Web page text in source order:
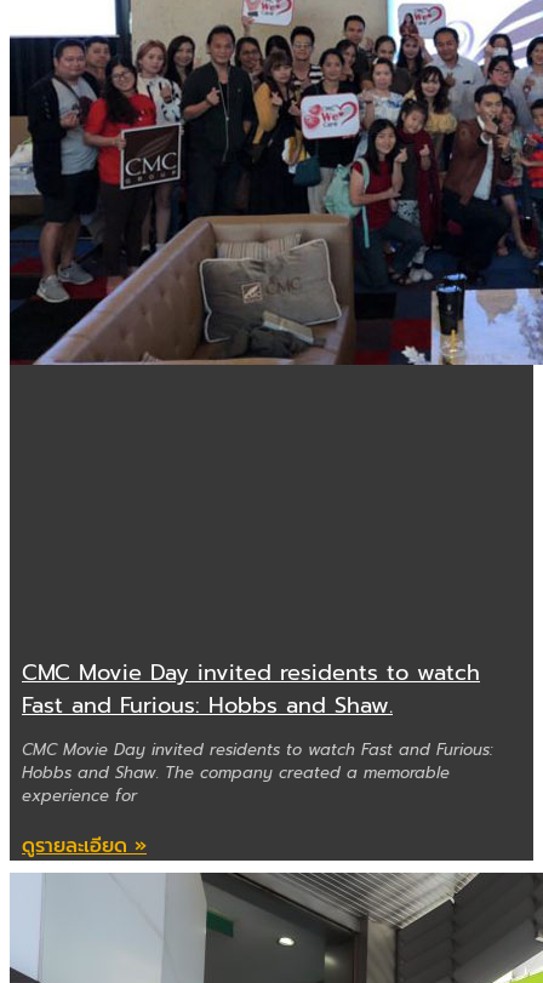
CMC Movie Day invited residents to watch
Fast and Furious: Hobbs and Shaw.
CMC Movie Day invited residents to watch Fast and Furious:
Hobbs and Shaw. The company created a memorable
experience for
ดูรายละเอียด »